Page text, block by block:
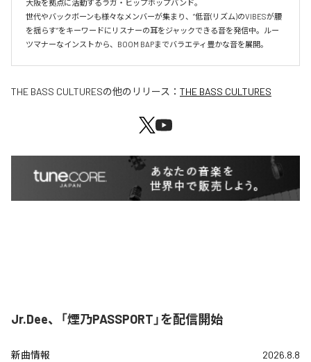
大阪を拠点に活動するラガ・ヒップホップバンド。
世代やバックボーンも様々なメンバーが集まり、”低音(リズム)のVIBESが腰
を揺らす”をキーワードにリスナーの耳をジャックできる音を発信中。ルー
ツマナーなインストから、BOOM BAPまでバラエティ豊かな音を展開。
THE BASS CULTURESの他のリリース： THE BASS CULTURES
Jr.Dee、「煙乃PASSPORT」を配信開始
新曲情報 2026.8.8